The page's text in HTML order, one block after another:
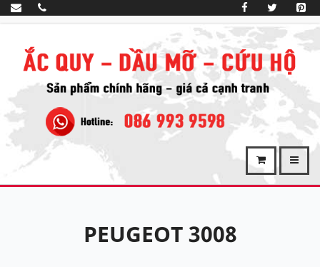
PEUGEOT 3008